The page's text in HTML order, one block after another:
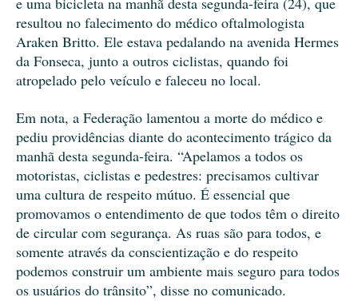
resultou no falecimento do médico oftalmologista
Araken Britto. Ele estava pedalando na avenida Hermes
da Fonseca, junto a outros ciclistas, quando foi
atropelado pelo veículo e faleceu no local.
Em nota, a Federação lamentou a morte do médico e
pediu providências diante do acontecimento trágico da
manhã desta segunda-feira. “Apelamos a todos os
motoristas, ciclistas e pedestres: precisamos cultivar
uma cultura de respeito mútuo. É essencial que
promovamos o entendimento de que todos têm o direito
de circular com segurança. As ruas são para todos, e
somente através da conscientização e do respeito
podemos construir um ambiente mais seguro para todos
os usuários do trânsito”, disse no comunicado.